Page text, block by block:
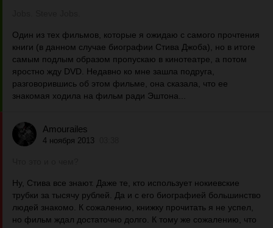
Один из тех фильмов, которые я ожидаю с самого прочтения
книги (в данном случае биографии Стива Джоба), но в итоге
самым подлым образом пропускаю в кинотеатре, а потом
яростно жду DVD. Недавно ко мне зашла подруга,
разговорившись об этом фильме, она сказала, что ее
знакомая ходила на фильм ради Эштона...
Amourailes
4 ноября 2013
Ну, Стива все знают. Даже те, кто использует нокиевские
трубки за тысячу рублей. Да и с его биографией большинство
людей знакомо. К сожалению, книжку прочитать я не успел,
но фильм ждал достаточно долго. К тому же сожалению, что